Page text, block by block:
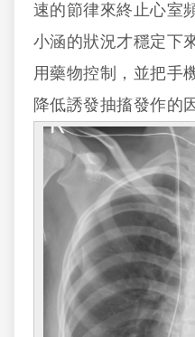
速的節律來終止心室
小涵的狀況才穩定下
用藥物控制，並把手
降低誘發抽搐發作的